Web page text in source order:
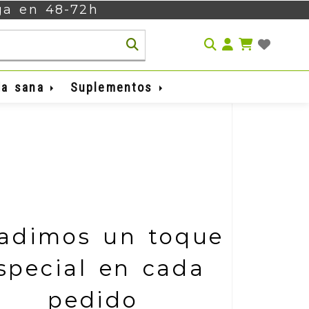
en 48-72h
sana Suplementos
un toque
en cada
pedido